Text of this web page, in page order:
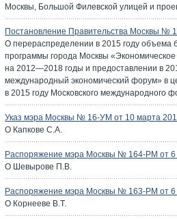
Москвы, Большой Филевской улицей и
Постановление Правительства Москвы №
О перераспределении в 2015 году объема
программы города Москвы
на 2012—2018 годы и предоставлении в
международный экономический форум» в
в 2015 году Московского международного
Указ мэра Москвы № 16-УМ от 10 марта
О Капкове С.А.
Распоряжение мэра Москвы № 164-РМ от 6
О Шевырове П.В.
Распоряжение мэра Москвы № 163-РМ от 6
О Корнееве В.Т.